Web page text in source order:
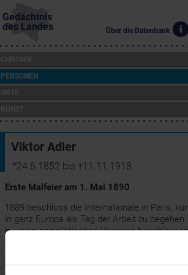
Gedächtnis
des Landes
Über die Datenbank
PERSONEN
Viktor Adler
*24.6.1852 bis †11.11.1918
Erste Maifeier am 1. Mai 1890
1889 beschloss die Internationale in Paris,
in ganz Europa als Tag der Arbeit zu
in vielen sozialistischen Vereinen
Kundgebungen für den achtstündigen
die Arbeitsplätze aber an diesem Tag nicht
Arbeiterschaft war allerdings uneinig, ein Teil